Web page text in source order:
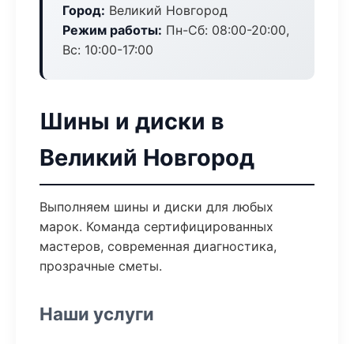
Город: Великий Новгород
Режим работы: Пн-Сб: 08:00-20:00,
Вс: 10:00-17:00
Шины и диски в
Великий Новгород
Выполняем шины и диски для любых
марок. Команда сертифицированных
мастеров, современная диагностика,
прозрачные сметы.
Наши услуги